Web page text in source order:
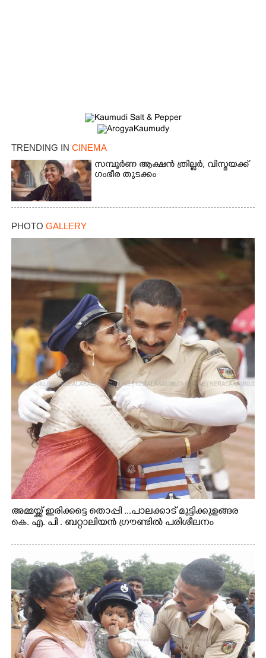
TRENDING IN CINEMA
സമ്പൂർണ ആക്ഷൻ ത്രില്ലർ,​ വിസ്മയക്ക്
ഗംഭീര തുടക്കം
PHOTO GALLERY
അമ്മയ്ക്ക് ഇരിക്കട്ടെ തൊപ്പി ...പാലക്കാട് മുട്ടിക്കുളങ്ങര
കെ. എ. പി . ബറ്റാലിയൻ ഗ്രൗണ്ടിൽ പരിശീലനം